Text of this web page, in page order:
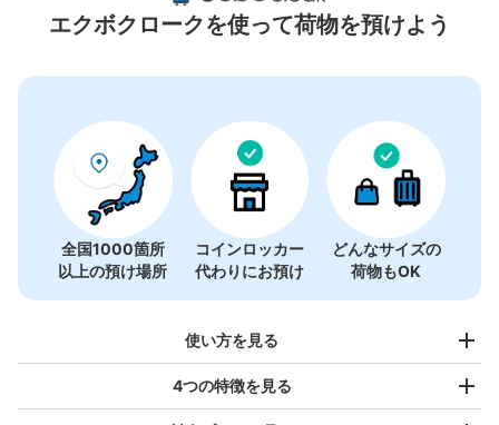
11件
エクボクロークを使って荷物を預けよう
全国1000箇所
以上の預け場所
コインロッカー
代わりにお預け
どんなサイズの
荷物もOK
使い方を見る
4つの特徴を見る